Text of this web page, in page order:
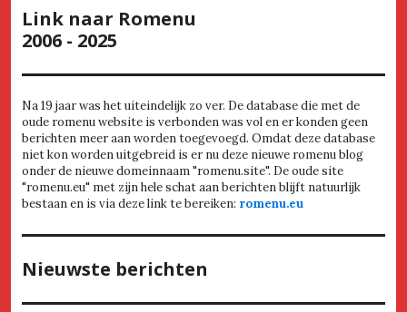
Link naar Romenu
2006 - 2025
Na 19 jaar was het uiteindelijk zo ver. De database die met de
oude romenu website is verbonden was vol en er konden geen
berichten meer aan worden toegevoegd. Omdat deze database
niet kon worden uitgebreid is er nu deze nieuwe romenu blog
onder de nieuwe domeinnaam "romenu.site". De oude site
"romenu.eu" met zijn hele schat aan berichten blijft natuurlijk
bestaan en is via deze link te bereiken: romenu.eu
Nieuwste berichten